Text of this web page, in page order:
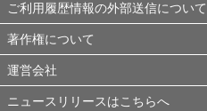
ご利用履歴情報の外部送信について
著作権について
運営会社
ニュースリリースはこちらへ